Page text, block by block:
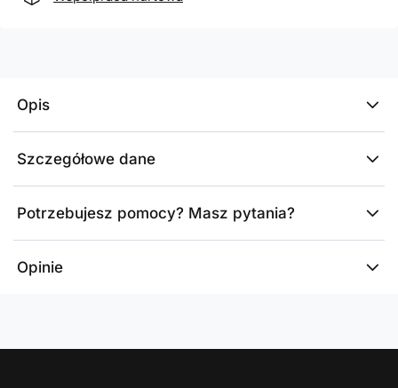
Opis
Szczegółowe dane
Potrzebujesz pomocy? Masz pytania?
Opinie